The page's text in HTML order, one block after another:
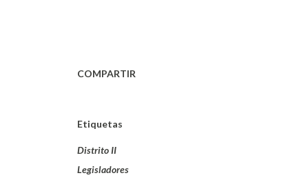
COMPARTIR
Etiquetas
Distrito II
Legisladores